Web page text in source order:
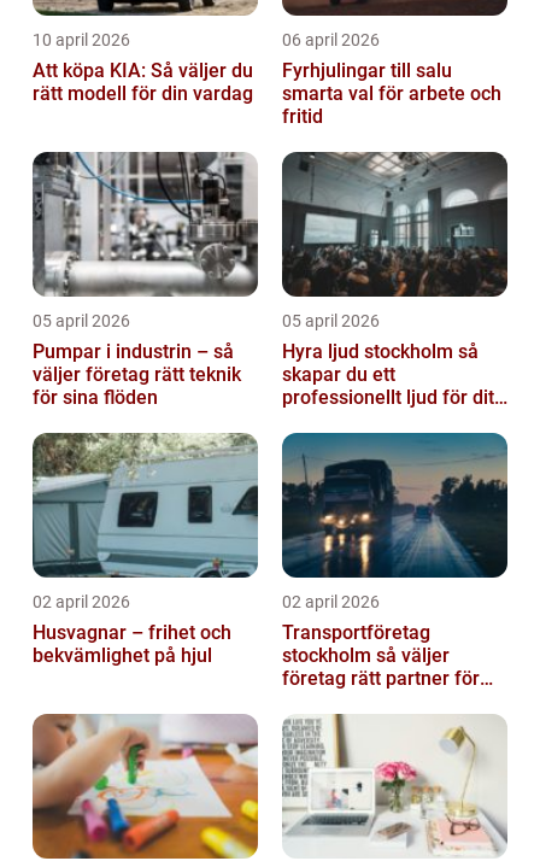
10 april 2026
Att köpa KIA: Så väljer du
rätt modell för din vardag
06 april 2026
Fyrhjulingar till salu
smarta val för arbete och
fritid
05 april 2026
Pumpar i industrin – så
väljer företag rätt teknik
för sina flöden
05 april 2026
Hyra ljud stockholm så
skapar du ett
professionellt ljud för ditt
02 april 2026
Husvagnar – frihet och
bekvämlighet på hjul
02 april 2026
Transportföretag
stockholm så väljer
företag rätt partner för